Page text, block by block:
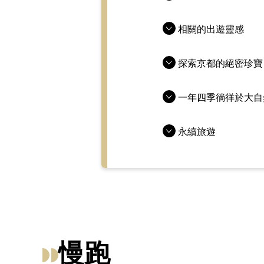
相關的出遊靈感
探索京都的絕密珍寶
一年四季徜徉於大
永續旅遊
慢跑